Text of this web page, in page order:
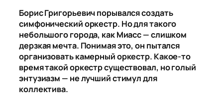
Борис Григорьевич порывался создать
симфонический оркестр. Но для такого
небольшого города, как Миасс — слишком
дерзкая мечта. Понимая это, он пытался
организовать камерный оркестр. Какое-то
время такой оркестр существовал, но голый
энтузиазм — не лучший стимул для
коллектива.